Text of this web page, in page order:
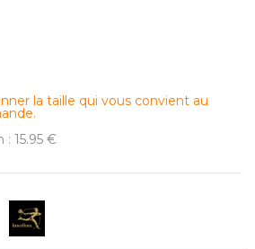
la taille qui vous convient au
: 15.95 €